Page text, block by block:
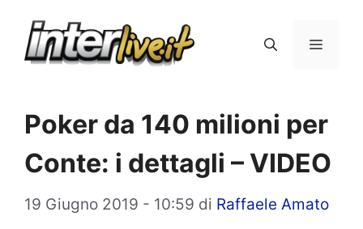
Menu
Poker da 140 milioni per
Conte: i dettagli – VIDEO
19 Giugno 2019 - 10:59 di Raffaele Amato